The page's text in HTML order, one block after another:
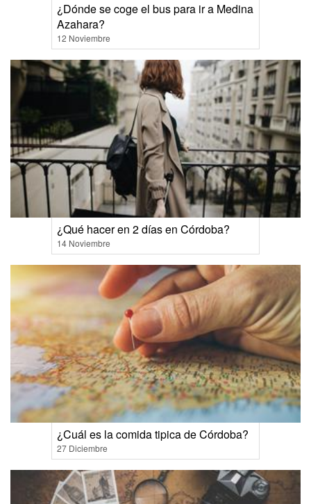
¿Dónde se coge el bus para ir a Medina
Azahara?
12 Noviembre
¿Qué hacer en 2 días en Córdoba?
14 Noviembre
¿Cuál es la comida tipica de Córdoba?
27 Diciembre